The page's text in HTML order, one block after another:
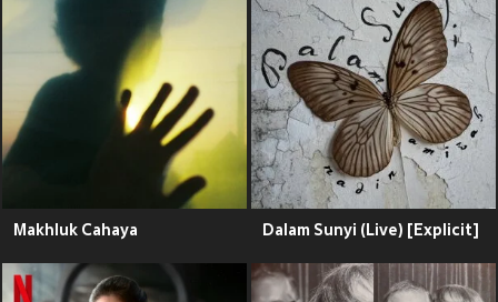
Makhluk Cahaya Dalam Sunyi (Live) [Explicit]